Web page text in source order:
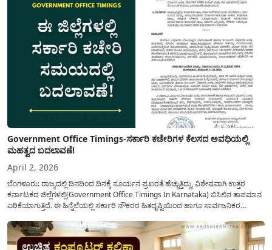
Government Office Timings-ಸರ್ಕಾರಿ ಕಚೇರಿಗಳ ಕೆಲಸದ ಅವಧಿಯಲ್ಲಿ
ಮಹತ್ವದ ಬದಲಾವಣೆ!
April 2, 2026
ಬೆಂಗಳೂರು: ರಾಜ್ಯದಲ್ಲಿ ದಿನದಿಂದ ದಿನಕ್ಕೆ ಸೂರ್ಯನ ಪ್ರಖರತೆ ಹೆಚ್ಚುತ್ತಿದ್ದು, ವಿಶೇಷವಾಗಿ ಉತ್ತರ
ಕರ್ನಾಟಕದ ಜಿಲ್ಲೆಗಳಲ್ಲಿ(Government Office Timings In Karnataka) ಬಿಸಿಲಿನ ತಾಪಮಾನ
ಏರಿಕೆಯಾಗುತ್ತಿದೆ. ಈ ಹಿನ್ನೆಲೆಯಲ್ಲಿ ಸರ್ಕಾರಿ ನೌಕರರ ಹಿತದೃಷ್ಟಿಯಿಂದ ಹಾಗೂ ಸಾರ್ವಜನಿಕರ
ಮತ್ತು ಕಲ್ಯಾಣ ಕರ್ನಾಟಕದ ಒಟ್ಟು 9 ಜಿಲ್ಲೆಗಳಲ್ಲಿ ಏಪ್ರಿಲ್...